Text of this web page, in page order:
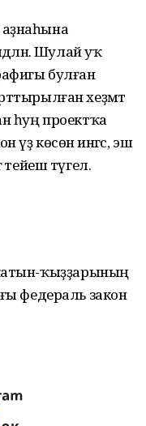
аҙнаһына
Шулай уҡ
булған
хеҙмәт
һуң проектҡа
үҙ көсөнә ингәс, эш
тейеш түгел.
ҡатын-ҡыҙҙарының
федераль закон